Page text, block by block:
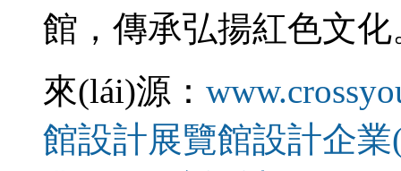
館，傳承弘揚紅色文化
來(lái)源：
館設計展覽館設計企業